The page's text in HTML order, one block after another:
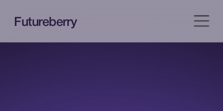
Futureberry